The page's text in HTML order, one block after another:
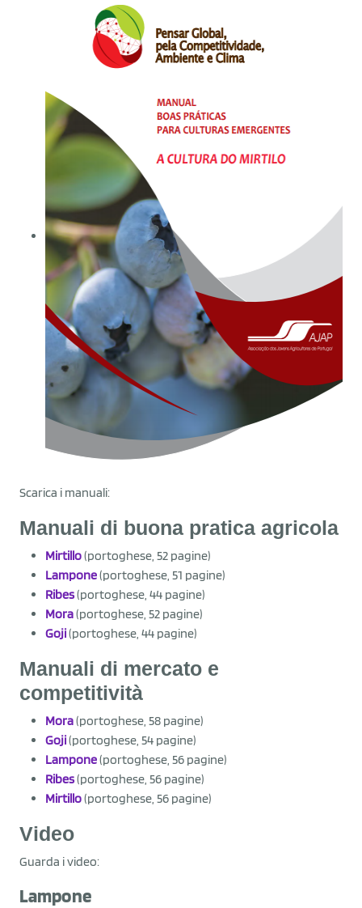
Scarica i manuali:
Manuali di buona pratica agricola
Mirtillo(portoghese, 52 pagine)
Lampone(portoghese, 51 pagine)
Ribes(portoghese, 44 pagine)
Mora(portoghese, 52 pagine)
Goji(portoghese, 44 pagine)
Manuali di mercato e
competitività
Mora(portoghese, 58 pagine)
Goji(portoghese, 54 pagine)
Lampone(portoghese, 56 pagine)
Ribes(portoghese, 56 pagine)
Mirtillo(portoghese, 56 pagine)
Video
Guarda i video:
Lampone